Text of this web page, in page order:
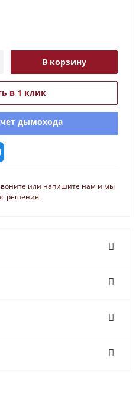
В корзину
в 1 клик
дымохода
или напишите нам и мы
решение.